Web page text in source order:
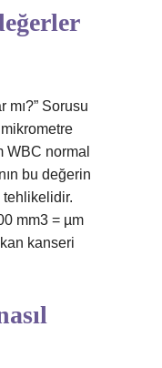
mı?” Sorusu
WBC normal
bu değerin
tehlikelidir.
mm3 = µm
kanseri